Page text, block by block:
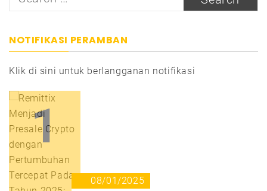
NOTIFIKASI PERAMBAN
Klik di sini untuk berlangganan notifikasi
1
08/01/2025